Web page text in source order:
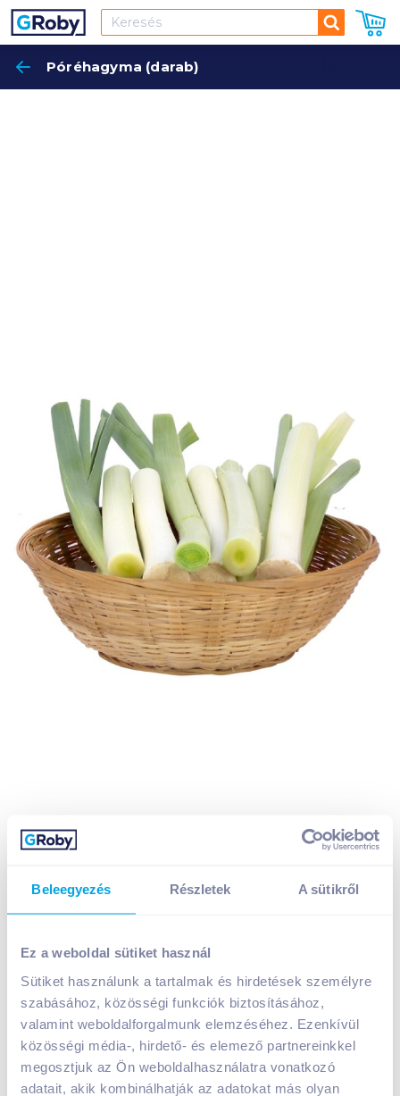
Beleegyezés Részletek A sütikről
Ez a weboldal sütiket használ
Sütiket használunk a tartalmak és hirdetések személyre
szabásához, közösségi funkciók biztosításához,
valamint weboldalforgalmunk elemzéséhez. Ezenkívül
közösségi média-, hirdető- és elemező partnereinkkel
megosztjuk az Ön weboldalhasználatra vonatkozó
adatait, akik kombinálhatják az adatokat más olyan
Keresés
Póréhagyma (darab)
Póréhagyma (darab)
559Ft /db
Egységár: 559Ft /darab
Nettó eladási ár: 440Ft /db(27% áfa)